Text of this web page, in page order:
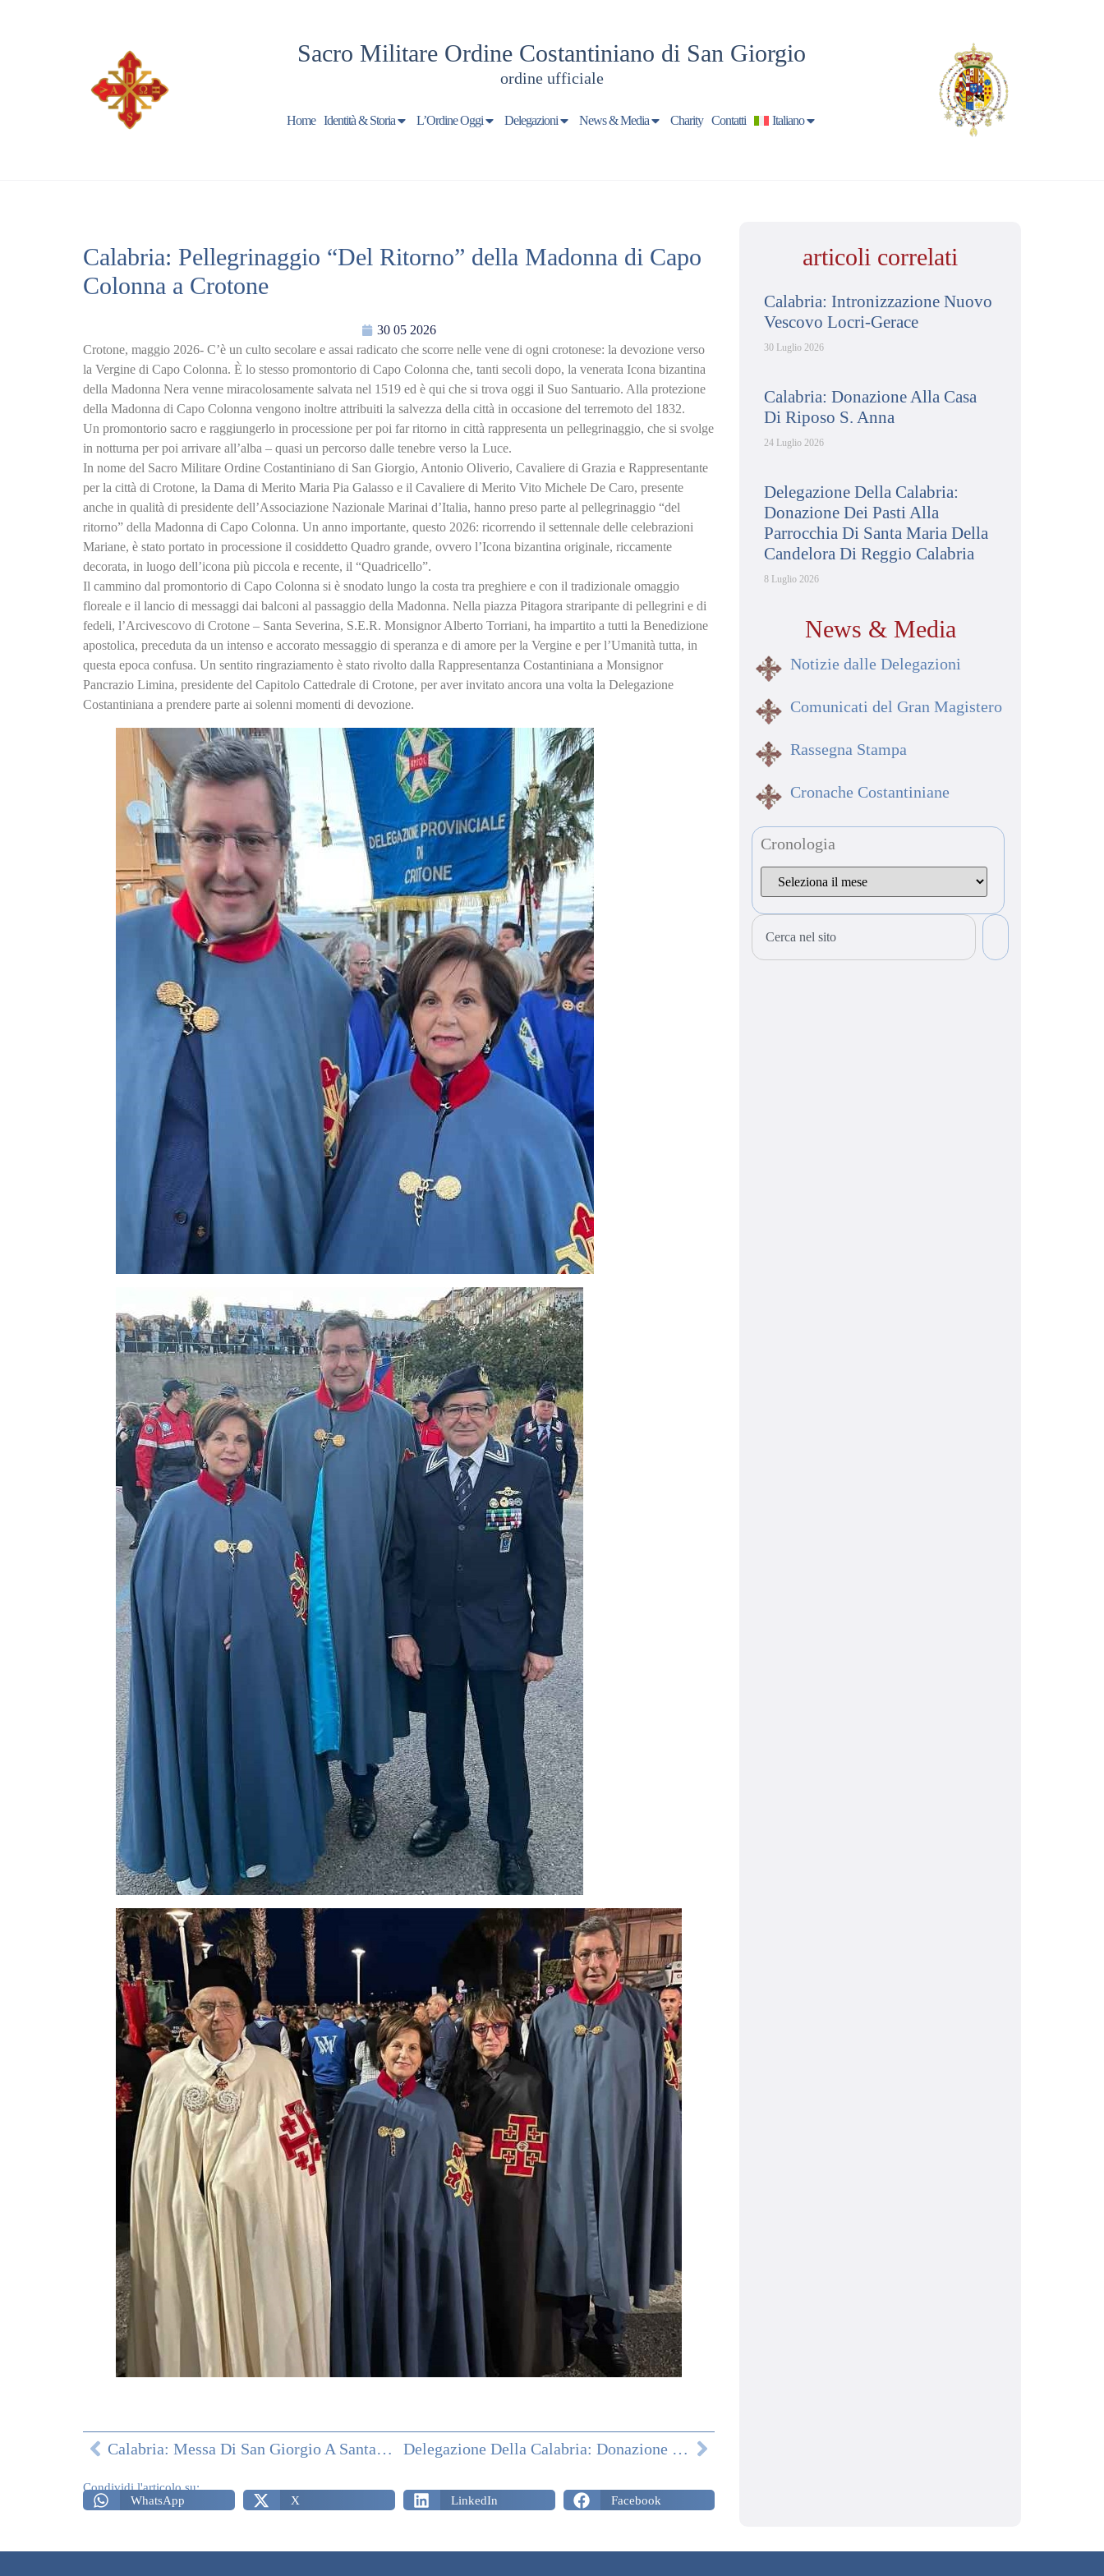
Sacro Militare Ordine Costantiniano di San Giorgio
ordine ufficiale
Home Identità & Storia L’Ordine Oggi Delegazioni News & Media Charity Contatti Italiano
Calabria: Pellegrinaggio “Del Ritorno” della Madonna di Capo
Colonna a Crotone
30 05 2026
Crotone, maggio 2026- C’è un culto secolare e assai radicato che scorre nelle vene di ogni crotonese: la devozione verso
la Vergine di Capo Colonna. È lo stesso promontorio di Capo Colonna che, tanti secoli dopo, la venerata Icona bizantina
della Madonna Nera venne miracolosamente salvata nel 1519 ed è qui che si trova oggi il Suo Santuario. Alla protezione
della Madonna di Capo Colonna vengono inoltre attribuiti la salvezza della città in occasione del terremoto del 1832.
Un promontorio sacro e raggiungerlo in processione per poi far ritorno in città rappresenta un pellegrinaggio, che si svolge
in notturna per poi arrivare all’alba – quasi un percorso dalle tenebre verso la Luce.
In nome del Sacro Militare Ordine Costantiniano di San Giorgio, Antonio Oliverio, Cavaliere di Grazia e Rappresentante
per la città di Crotone, la Dama di Merito Maria Pia Galasso e il Cavaliere di Merito Vito Michele De Caro, presente
anche in qualità di presidente dell’Associazione Nazionale Marinai d’Italia, hanno preso parte al pellegrinaggio “del
ritorno” della Madonna di Capo Colonna. Un anno importante, questo 2026: ricorrendo il settennale delle celebrazioni
Mariane, è stato portato in processione il cosiddetto Quadro grande, ovvero l’Icona bizantina originale, riccamente
decorata, in luogo dell’icona più piccola e recente, il “Quadricello”.
Il cammino dal promontorio di Capo Colonna si è snodato lungo la costa tra preghiere e con il tradizionale omaggio
floreale e il lancio di messaggi dai balconi al passaggio della Madonna. Nella piazza Pitagora straripante di pellegrini e di
fedeli, l’Arcivescovo di Crotone – Santa Severina, S.E.R. Monsignor Alberto Torriani, ha impartito a tutti la Benedizione
apostolica, preceduta da un intenso e accorato messaggio di speranza e di amore per la Vergine e per l’Umanità tutta, in
questa epoca confusa. Un sentito ringraziamento è stato rivolto dalla Rappresentanza Costantiniana a Monsignor
Pancrazio Limina, presidente del Capitolo Cattedrale di Crotone, per aver invitato ancora una volta la Delegazione
Costantiniana a prendere parte ai solenni momenti di devozione.
Calabria: Messa Di San Giorgio A Santa Maria Della Candelora Delegazione Della Calabria: Donazione Dei Pasti Alla Parrocchia Di Santa Maria Della Candelora Di Reggio Calabria
Condividi l'articolo su:
WhatsApp
X LinkedIn Facebook
articoli correlati
Calabria: Intronizzazione Nuovo
Vescovo Locri-Gerace
30 Luglio 2026
Calabria: Donazione Alla Casa
Di Riposo S. Anna
24 Luglio 2026
Delegazione Della Calabria:
Donazione Dei Pasti Alla
Parrocchia Di Santa Maria Della
Candelora Di Reggio Calabria
8 Luglio 2026
News & Media
Notizie dalle Delegazioni
Comunicati del Gran Magistero
Rassegna Stampa
Cronache Costantiniane
Cronologia